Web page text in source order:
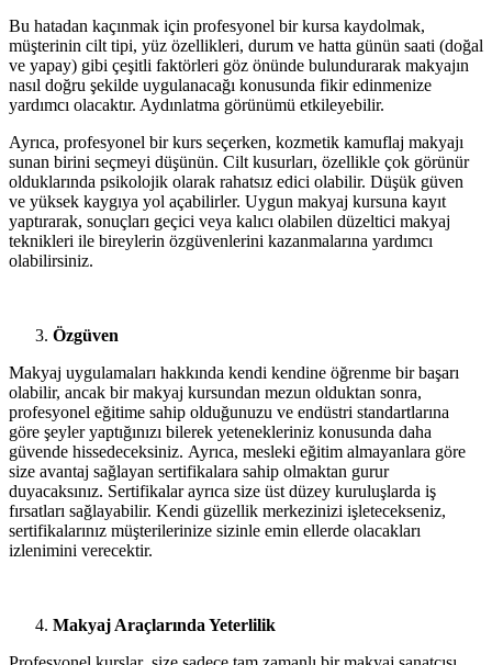
Bu hatadan kaçınmak için profesyonel bir kursa kaydolmak,
müşterinin cilt tipi, yüz özellikleri, durum ve hatta günün saati (doğal
ve yapay) gibi çeşitli faktörleri göz önünde bulundurarak makyajın
nasıl doğru şekilde uygulanacağı konusunda fikir edinmenize
yardımcı olacaktır. Aydınlatma görünümü etkileyebilir.
Ayrıca, profesyonel bir kurs seçerken, kozmetik kamuflaj makyajı
sunan birini seçmeyi düşünün. Cilt kusurları, özellikle çok görünür
olduklarında psikolojik olarak rahatsız edici olabilir. Düşük güven
ve yüksek kaygıya yol açabilirler. Uygun makyaj kursuna kayıt
yaptırarak, sonuçları geçici veya kalıcı olabilen düzeltici makyaj
teknikleri ile bireylerin özgüvenlerini kazanmalarına yardımcı
olabilirsiniz.
Özgüven
Makyaj uygulamaları hakkında kendi kendine öğrenme bir başarı
olabilir, ancak bir makyaj kursundan mezun olduktan sonra,
profesyonel eğitime sahip olduğunuzu ve endüstri standartlarına
göre şeyler yaptığınızı bilerek yetenekleriniz konusunda daha
güvende hissedeceksiniz. Ayrıca, mesleki eğitim almayanlara göre
size avantaj sağlayan sertifikalara sahip olmaktan gurur
duyacaksınız. Sertifikalar ayrıca size üst düzey kuruluşlarda iş
fırsatları sağlayabilir. Kendi güzellik merkezinizi işletecekseniz,
sertifikalarınız müşterilerinize sizinle emin ellerde olacakları
izlenimini verecektir.
Makyaj Araçlarında Yeterlilik